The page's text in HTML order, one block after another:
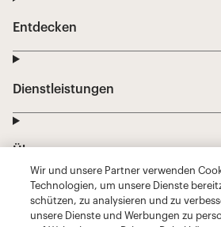
Wir und unsere Partner verwenden
Technologien, um unsere Dienste
schützen, zu analysieren und zu
unsere Dienste und Werbungen zu